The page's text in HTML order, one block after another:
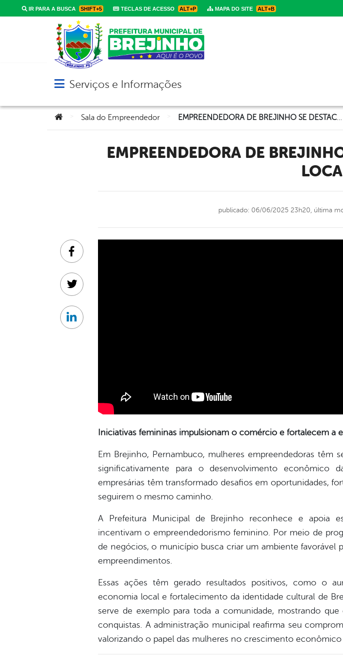
IR PARA A BUSCA SHIFT+5 TECLAS DE ACESSO ALT+P MAPA DO SITE ALT+B
Abrir menu principal de navegação
Serviços e Informações
Você está aqui:Sala do Empreendedor EMPREENDEDORA DE BREJINHO SE DESTACAM NO VAREJO LOCAL
EMPREENDEDORA DE BREJINHO SE DESTACAM NO VAREJO
publicado: 06/06/2025 23h20, última
Iniciativas femininas impulsionam o comércio e fortalecem a
Em Brejinho, Pernambuco, mulheres empreendedoras
significativamente para o desenvolvimento econômico
empresárias têm transformado desafios em oportunidades,
seguirem o mesmo caminho.
A Prefeitura Municipal de Brejinho reconhece e apoia
incentivam o empreendedorismo feminino. Por meio de
de negócios, o município busca criar um ambiente favorável
empreendimentos.
Essas ações têm gerado resultados positivos, como o
economia local e fortalecimento da identidade cultural de
serve de exemplo para toda a comunidade, mostrando
conquistas. A administração municipal reafirma seu
valorizando o papel das mulheres no crescimento
Facebook
Twitter
Linkedin